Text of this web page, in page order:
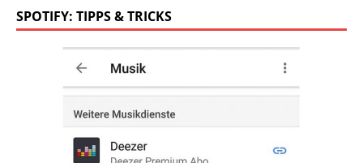
SPOTIFY: TIPPS & TRICKS